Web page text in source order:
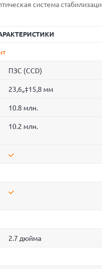
система
ПЗС (CCD)
23,6„‡15,8 мм
10.8 млн.
10.2 млн.
2.7 дюйма